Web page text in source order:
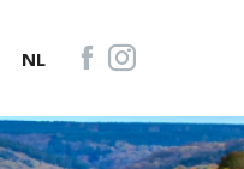
NL